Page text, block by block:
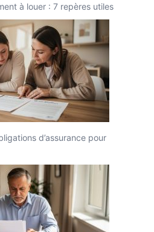
à louer : 7 repères utiles
d’assurance pour